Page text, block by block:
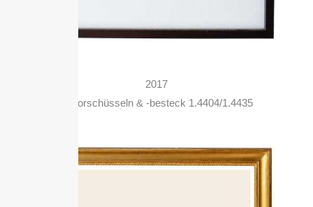
2017
Laborschüsseln & -besteck 1.4404/1.4435